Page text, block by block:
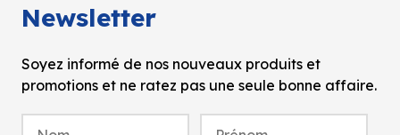
Newsletter
Soyez informé de nos nouveaux produits et
promotions et ne ratez pas une seule bonne affaire.